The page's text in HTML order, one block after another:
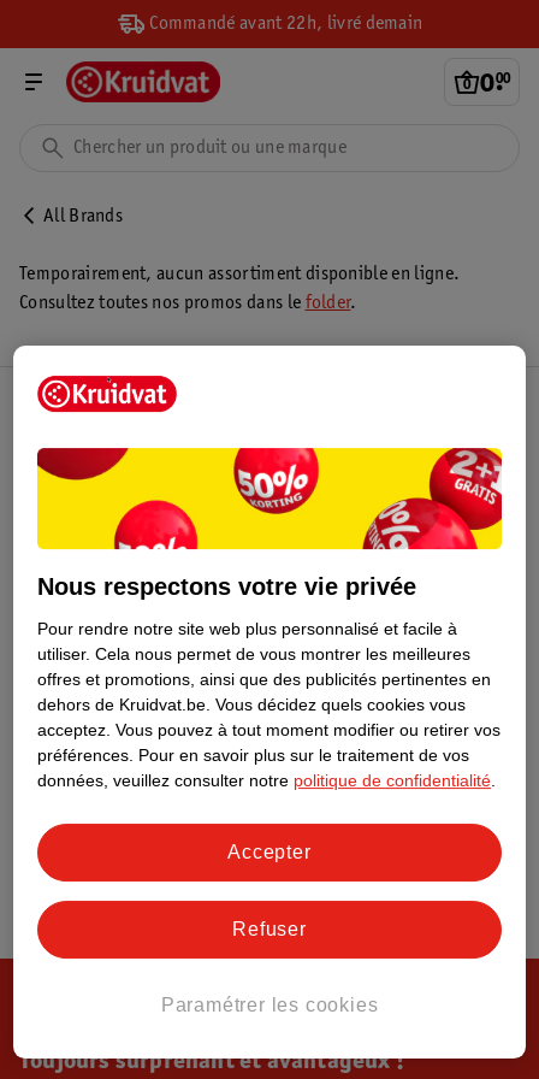
Commandé avant 22h, livré demain
0.
00
All Brands
Temporairement, aucun assortiment disponible en ligne.
Consultez toutes nos promos dans le folder.
Toujours surprenant et avantageux !
Nous respectons votre vie privée
Pour rendre notre site web plus personnalisé et facile à
utiliser. Cela nous permet de vous montrer les meilleures
offres et promotions, ainsi que des publicités pertinentes en
dehors de Kruidvat.be. Vous décidez quels cookies vous
acceptez. Vous pouvez à tout moment modifier ou retirer vos
préférences. Pour en savoir plus sur le traitement de vos
données, veuillez consulter notre politique de confidentialité
Paramétrer les cookies
Refuser
Accepter